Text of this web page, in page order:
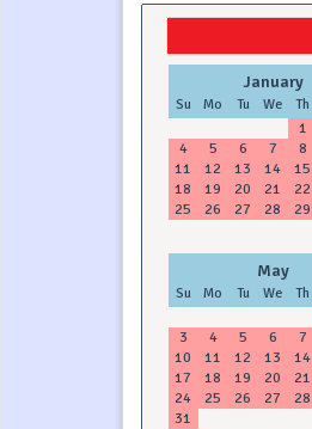
January
Su Mo Tu We Th
1
4
5 6 7 8
11
12 13 14 15
18
19 20 21 22
25
26 27 28 29
May
Su Mo Tu We Th
3
4 5 6 7
10
11 12 13 14
17
18 19 20 21
24
25 26 27 28
31